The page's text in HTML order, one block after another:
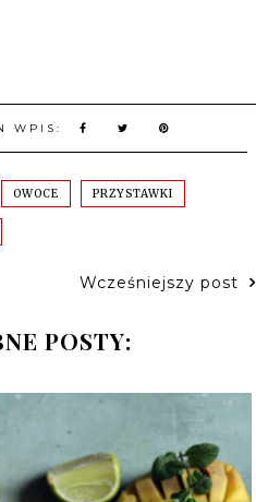
WPIS:
OWOCE PRZYSTAWKI
Wcześniejszy post
POSTY: